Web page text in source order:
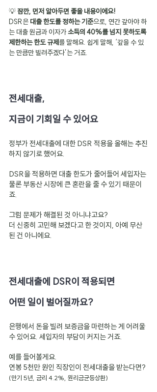
💡 잠깐, 먼저 알아두면 좋을 내용이에요!
DSR은 대출 한도를 정하는 기준으로, 연간 갚아야 하
는 대출 원금과 이자가 소득의 40%를 넘지 못하도록
제한하는 한도 규제를 말해요. 쉽게 말해, ‘갚을 수 있
는 만큼만 빌려주겠다’는 거죠.
전세대출,
지금이 기회일 수 있어요
정부가 전세대출에 대한 DSR 적용을 올해는 추진
하지 않기로 했어요.
DSR을 적용하면 대출 한도가 줄어들어 세입자는
물론 부동산 시장에 큰 혼란을 줄 수 있기 때문이
죠.
그럼 문제가 해결된 것 아니냐고요?
더 신중히 고민해 보겠다고 한 것이지, 아예 무산
된 건 아니에요.
전세대출에 DSR이 적용되면
어떤 일이 벌어질까요?
은행에서 돈을 빌려 보증금을 마련하는 게 어려울
수 있어요. 세입자의 부담이 커지는 거죠.
예를 들어볼게요.
연봉 5천만 원인 직장인이 전세대출을 받는다면?
(만기 5년, 금리 4.2%, 원리금균등상환)